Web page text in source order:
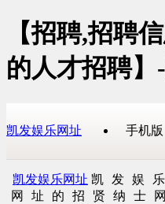
【招聘,招聘
的人才招聘
凯发娱乐网址 手机版
凯发娱乐网址 凯发娱
网址的招贤纳士